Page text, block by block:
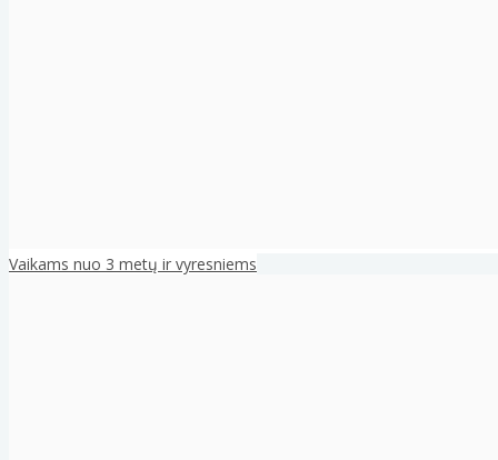
Vaikams nuo 3 metų ir vyresniems